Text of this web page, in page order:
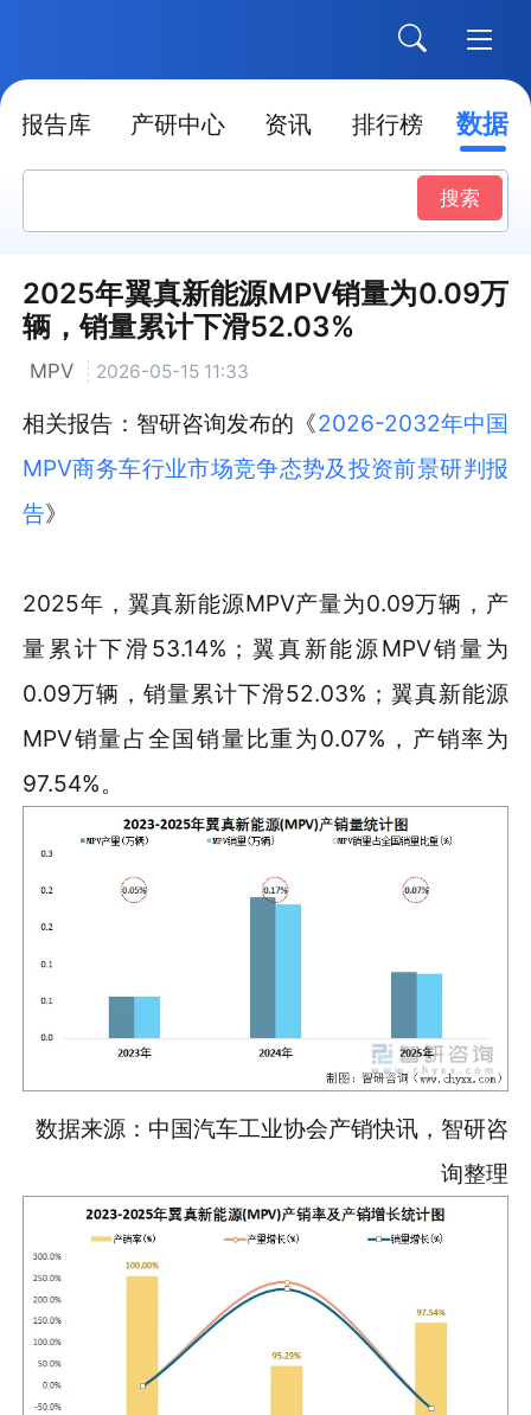
报告库 产研中心 资讯 排行榜 数据
搜索
2025年翼真新能源MPV销量为0.09万
辆，销量累计下滑52.03%
MPV 2026-05-15 11:33
相关报告：智研咨询发布的《2026-2032年中国
MPV商务车行业市场竞争态势及投资前景研判报
告》
2025年，翼真新能源MPV产量为0.09万辆，产
量累计下滑53.14%；翼真新能源MPV销量为
0.09万辆，销量累计下滑52.03%；翼真新能源
MPV销量占全国销量比重为0.07%，产销率为
97.54%。
数据来源：中国汽车工业协会产销快讯，智研咨
询整理